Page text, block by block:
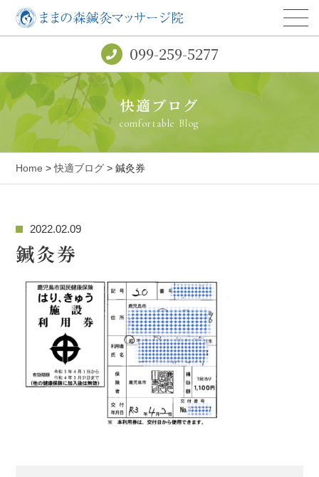
099-259-5277
快適ブログ
comfortable Blog
Home >快適ブログ > 鍼灸券
2022.02.09
鍼灸券